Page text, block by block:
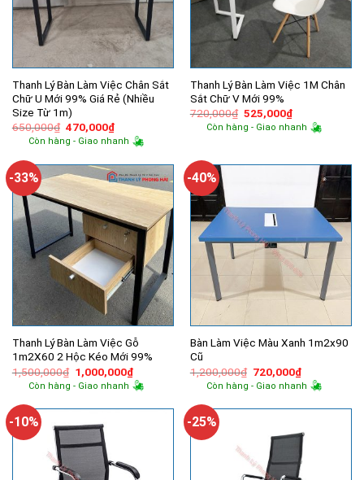
Thanh Lý Bàn Làm Việc Chân Sắt
Chữ U Mới 99% Giá Rẻ (Nhiều
Size Từ 1m)
650,000₫ Giá
gốc
là:
470,000₫Giá
hiện
tại
470,000₫.
Còn hàng - Giao nhanh
Thanh Lý Bàn Làm Việc 1M Chân
Sắt Chữ V Mới 99%
720,000₫ Giá
gốc
là:
525,000₫Giá
hiện
tại
Còn hàng - Giao nhanh
-33%
Thanh Lý Bàn Làm Việc Gỗ
1m2X60 2 Hộc Kéo Mới 99%
1,500,000₫ Giá
gốc
là:
1,000,000₫Giá
hiện
tại
1,000,000₫.
Còn hàng - Giao nhanh
-40%
Bàn Làm Việc Màu Xanh 1m2x90
Cũ
1,200,000₫ Giá
gốc
là:
720,000₫Giá
hiện
tại
720,000₫.
Còn hàng - Giao nhanh
-10% -25%